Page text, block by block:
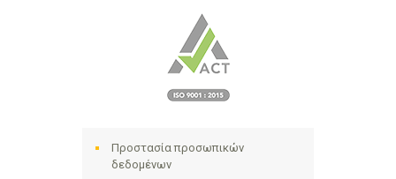
Προστασία προσωπικών
δεδομένων